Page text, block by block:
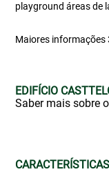
playground áreas de
Maiores
EDIFÍCIO
Saber mais sobre